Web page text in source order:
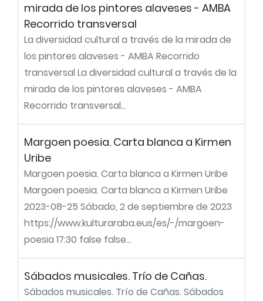
mirada de los pintores alaveses - AMBA
Recorrido transversal
La diversidad cultural a través de la mirada de
los pintores alaveses - AMBA Recorrido
transversal La diversidad cultural a través de la
mirada de los pintores alaveses - AMBA
Recorrido transversal...
Margoen poesia. Carta blanca a Kirmen
Uribe
Margoen poesia. Carta blanca a Kirmen Uribe
Margoen poesia. Carta blanca a Kirmen Uribe
2023-08-25 Sábado, 2 de septiembre de 2023
https://www.kulturaraba.eus/es/-/margoen-
poesia 17:30 false false...
Sábados musicales. Trío de Cañas.
Sábados musicales. Trío de Cañas. Sábados